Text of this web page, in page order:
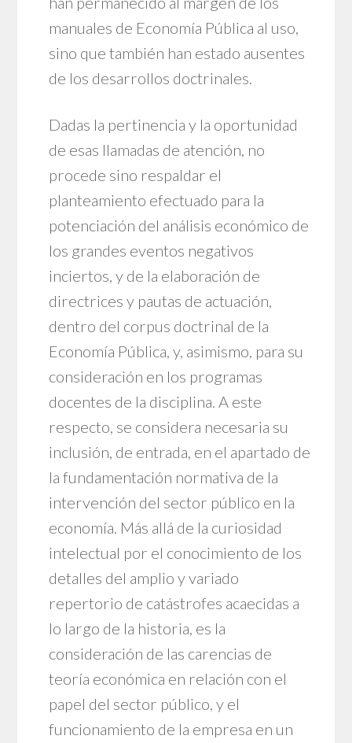
manuales de Economía Pública al uso,
sino que también han estado ausentes
de los desarrollos doctrinales.
Dadas la pertinencia y la oportunidad
de esas llamadas de atención, no
procede sino respaldar el
planteamiento efectuado para la
potenciación del análisis económico de
los grandes eventos negativos
inciertos, y de la elaboración de
directrices y pautas de actuación,
dentro del corpus doctrinal de la
Economía Pública, y, asimismo, para su
consideración en los programas
docentes de la disciplina. A este
respecto, se considera necesaria su
inclusión, de entrada, en el apartado de
la fundamentación normativa de la
intervención del sector público en la
economía. Más allá de la curiosidad
intelectual por el conocimiento de los
detalles del amplio y variado
repertorio de catástrofes acaecidas a
lo largo de la historia, es la
consideración de las carencias de
teoría económica en relación con el
papel del sector público, y el
funcionamiento de la empresa en un